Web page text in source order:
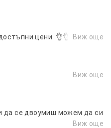
цени. 👌👌
Виж още
Виж още
да се двоумиш можем да си
Виж още